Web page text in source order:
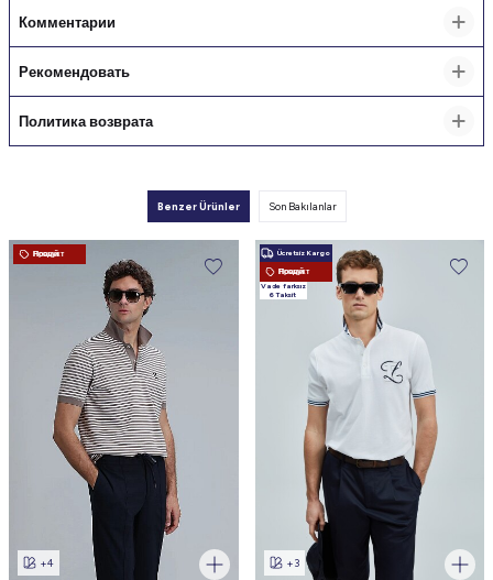
Комментарии
Рекомендовать
Политика возврата
Benzer Ürünler Son Bakılanlar
Новый Продукт
+4
Ücretsiz Kargo
Новый Продукт
Vade farksız
6 Taksit
+3